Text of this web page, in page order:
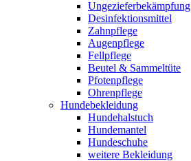
Ungezieferbekämpfung
Desinfektionsmittel
Zahnpflege
Augenpflege
Fellpflege
Beutel & Sammeltüte
Pfotenpflege
Ohrenpflege
Hundebekleidung
Hundehalstuch
Hundemantel
Hundeschuhe
weitere Bekleidung